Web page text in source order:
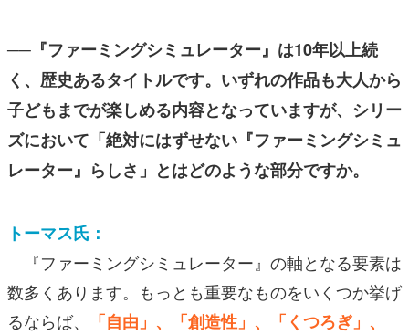
──『ファーミングシミュレーター』は10年以上続
く、歴史あるタイトルです。いずれの作品も大人から
子どもまでが楽しめる内容となっていますが、シリー
ズにおいて「絶対にはずせない『ファーミングシミュ
レーター』らしさ」とはどのような部分ですか。
トーマス氏：
『ファーミングシミュレーター』の軸となる要素は
数多くあります。もっとも重要なものをいくつか挙げ
るならば、
「自由」、「創造性」、「くつろぎ」、